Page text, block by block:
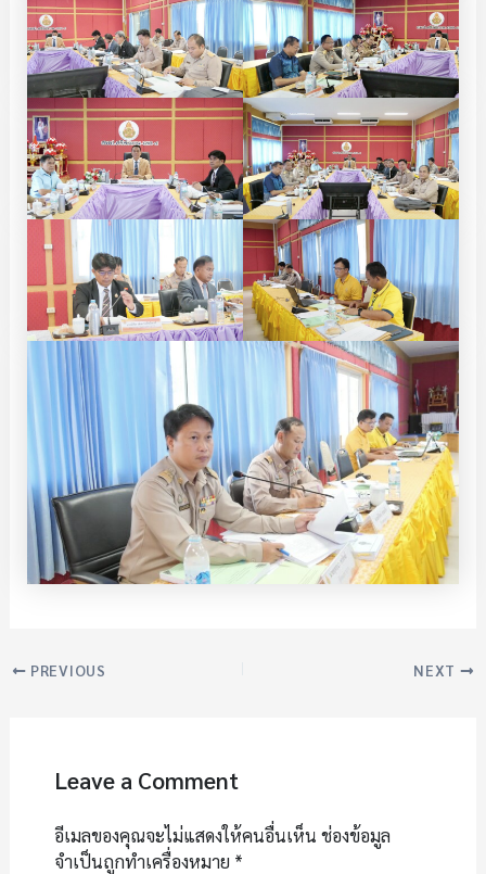
PREVIOUS NEXT
Leave a Comment
อีเมลของคุณจะไม่แสดงให้คนอื่นเห็น ช่องข้อมูล
จำเป็นถูกทำเครื่องหมาย *